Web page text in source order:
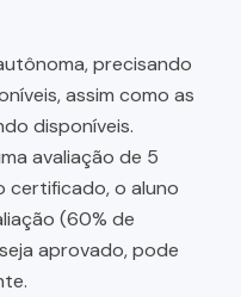
precisando
assim como as
disponíveis.
avaliação de 5
certificado, o aluno
(60% de
aprovado, pode